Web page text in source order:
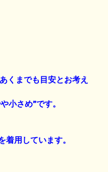
くまでも目安とお考え
小さめ”です。
着用しています。